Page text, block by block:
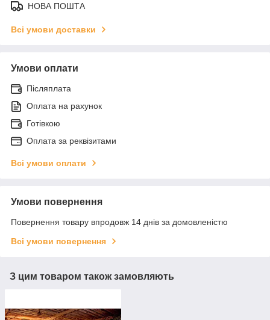
НОВА ПОШТА
Всі умови доставки
Умови оплати
Післяплата
Оплата на рахунок
Готівкою
Оплата за реквізитами
Всі умови оплати
Умови повернення
Повернення товару впродовж 14 днів за домовленістю
Всі умови повернення
З цим товаром також замовляють